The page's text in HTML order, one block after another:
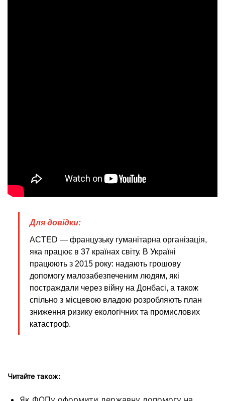
Для довідки:
ACTED — французьку гуманітарна організація,
яка працює в 37 країнах світу. В Україні
працюють з 2015 року: надають грошову
допомогу малозабезпеченим людям, які
постраждали через війну на Донбасі, а також
спільно з місцевою владою розробляють план
зниження ризику екологічних та промислових
катастроф.
Читайте також: